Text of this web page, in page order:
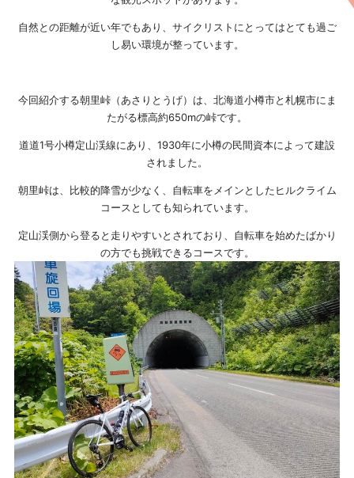
自然との距離が近い年でもあり、サイクリストにとってはとても過ご
し易い環境が整っています。
今回紹介する朝里峠（あさりとうげ）は、北海道小樽市と札幌市にま
たがる標高約650mの峠です。
道道1号小樽定山渓線にあり、1930年に小樽の民間資本によって建設
されました。
朝里峠は、比較的降雪が少なく、自転車をメインとしたヒルクライム
コースとしても知られています。
定山渓側から登ると走りやすいとされており、自転車を始めたばかり
の方でも挑戦できるコースです。